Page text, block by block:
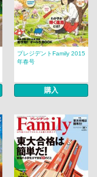
プレジデントFamily 2015
年春号
購入